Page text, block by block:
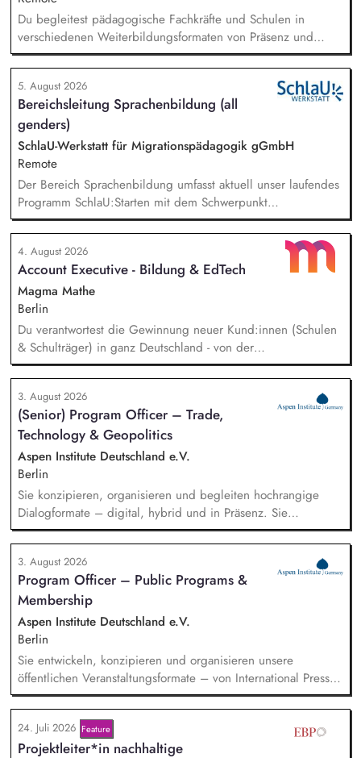
Du begleitest pädagogische Fachkräfte und Schulen in
verschiedenen Weiterbildungsformaten von Präsenz und
Online-Workshops bis hin zu pädogischen Tagen und erstellst
Online-Selbstlernkurse für unsere Plattform schlau-lernen.org.
Die inhaltlichen Schwerpunkte liegen dabei auf den
Bereichen Lesen lernen, Mehrsprachigkeitsbewusstsein und
Alphabetisierung in der Grundschule.
5. August 2026
Bereichsleitung Sprachenbildung (all
genders)
SchlaU-Werkstatt für Migrationspädagogik gGmbH
Remote
Der Bereich Sprachenbildung umfasst aktuell unser laufendes
Programm SchlaU:Starten mit dem Schwerpunkt
"Alphabetisierung in DaZ für die Grundschule" sowie
zukünftig weitere auf Unterrichtsmaterial bezogene Projekte
mit den Schwerpunkten sprachensensibles und
rassismuskritisches Deutschlernen von der Grundschule bis in
die Berufliche Bildung. Der Bereich Sprachenbildung
entwickelt in seinen Projekten dazu zielgruppengerechte und
innovative Unterrichtsmaterialien und begleitet pädagogische
Fachkräfte mit daran angeschlossenen
Weiterbildungsangeboten online wie offline.
4. August 2026
Account Executive - Bildung & EdTech
Magma Mathe
Berlin
Du verantwortest die Gewinnung neuer Kund:innen (Schulen
& Schulträger) in ganz Deutschland - von der
Leadgenerierung bis zum Vertragsabschluss. Dabei arbeitest
du sowohl mit selbst generierten Leads als auch mit
qualifizierten Inbound-Anfragen in einem typischen Sales-
Zyklus von rund zwei Monaten. Außerdem repräsentierst du
uns auf Messen, Konferenzen und Veranstaltungen im
Bildungsbereich und trägst aktiv dazu bei, unsere Marke in
Deutschland zu etablieren.
3. August 2026
(Senior) Program Officer – Trade,
Technology & Geopolitics
Aspen Institute Deutschland e.V.
Berlin
Sie konzipieren, organisieren und begleiten hochrangige
Dialogformate – digital, hybrid und in Präsenz. Sie
identifizieren aktuelle Entwicklungen in den Bereichen
Handel, Technologie, Geopolitik und wirtschaftliche
Sicherheit und bereiten diese für Veranstaltungen,
Hintergrundgespräche, Publikationen und politische
Diskussionen auf. Sie identifizieren und gewinnen
Referent*innen sowie Diskussionspartner aus Politik,
Wirtschaft, Wissenschaft und Zivilgesellschaft.
3. August 2026
Program Officer – Public Programs &
Membership
Aspen Institute Deutschland e.V.
Berlin
Sie entwickeln, konzipieren und organisieren unsere
öffentlichen Veranstaltungsformate – von International Press
Roundtables, Deep Dive Discussions und Aspen Fireside
Chats bis hin zu besonderen Formaten wie der Aspen
Summer Party, der Aspen Gala und neuen
Veranstaltungsformaten. Sie identifizieren aktuelle politische
24. Juli 2026 Feature
Projektleiter*in nachhaltige